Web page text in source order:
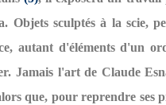
sculptés à la scie,
autant d'éléments d'un
Jamais l'art de Claude
que, pour reprendre ses